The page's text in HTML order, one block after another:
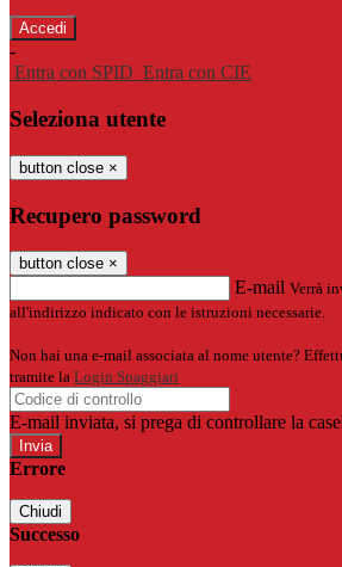
-
Entra con SPID Entra con CIE
Seleziona utente
button close ×
Recupero password
button close ×
E-mail Verrà
all'indirizzo indicato con le istruzioni necessarie.
Non hai una e-mail associata al nome utente?
tramite la Login Spaggiari
E-mail inviata, si prega di controllare la
Errore
Chiudi
Successo